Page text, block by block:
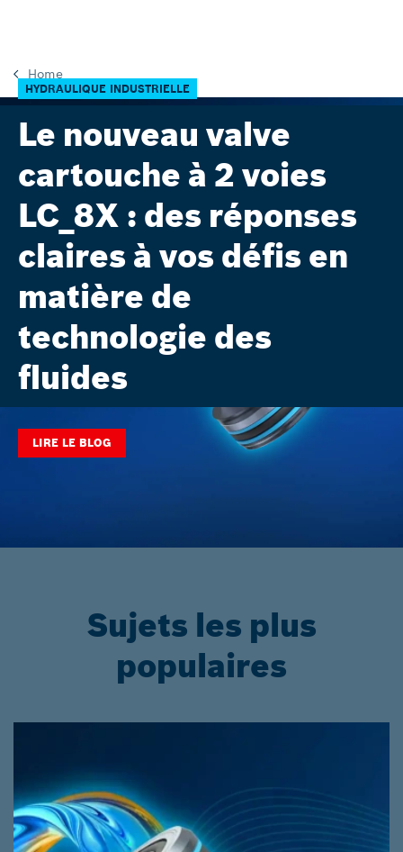
Home
HYDRAULIQUE INDUSTRIELLE
Le nouveau valve
cartouche à 2 voies
LC_8X : des réponses
claires à vos défis en
matière de
technologie des
fluides
LIRE LE BLOG
Sujets les plus
populaires